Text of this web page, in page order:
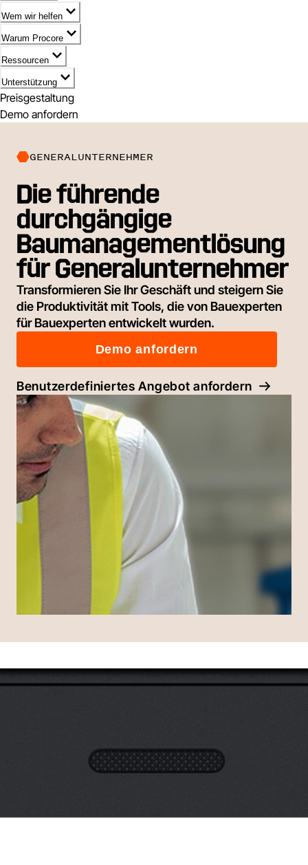
Wem wir helfen
Warum Procore
Ressourcen
Unterstützung
Preisgestaltung
Demo anfordern
GENERALUNTERNEHMER
Die führende
durchgängige
Baumanagementlösung
für Generalunternehmer
Transformieren Sie Ihr Geschäft und steigern Sie
die Produktivität mit Tools, die von Bauexperten
für Bauexperten entwickelt wurden.
Demo anfordern
Benutzerdefiniertes Angebot anfordern